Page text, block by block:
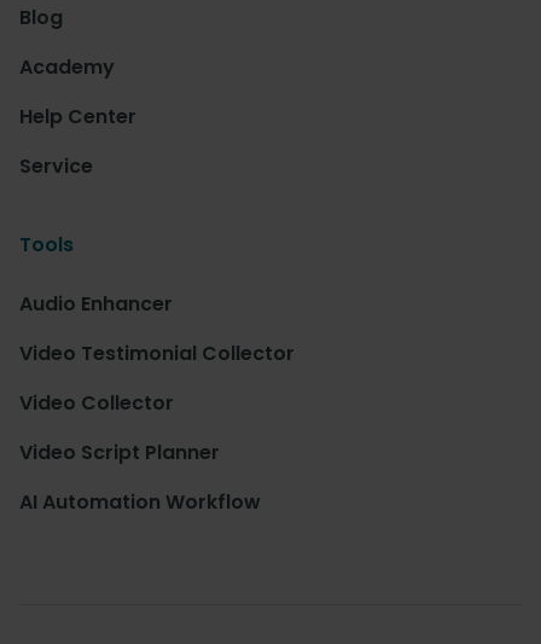
Blog
Academy
Help Center
Service
Tools
Audio Enhancer
Video Testimonial Collector
Video Collector
Video Script Planner
AI Automation Workflow